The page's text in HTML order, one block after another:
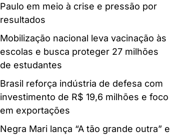
Paulo em meio à crise e pressão por
resultados
Mobilização nacional leva vacinação às
escolas e busca proteger 27 milhões
de estudantes
Brasil reforça indústria de defesa com
investimento de R$ 19,6 milhões e foco
em exportações
Negra Mari lança “A tão grande outra” e